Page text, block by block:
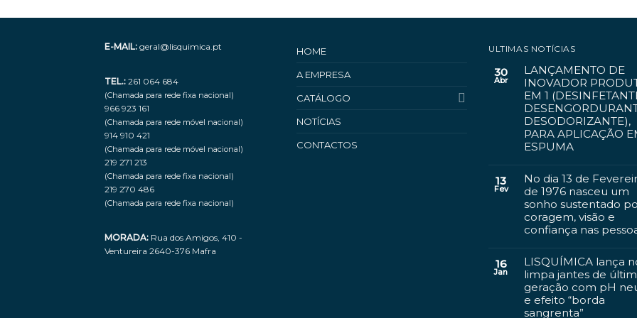
E-MAIL: geral@lisquimica.pt
TEL.: 261 064 684
(Chamada para rede fixa nacional)
966 923 161
(Chamada para rede móvel nacional)
914 910 421
(Chamada para rede móvel nacional)
219 271 213
(Chamada para rede fixa nacional)
219 270 486
(Chamada para rede fixa nacional)
MORADA: Rua dos Amigos, 410 -
Ventureira 2640-376 Mafra
HOME
A EMPRESA
CATÁLOGO
NOTÍCIAS
CONTACTOS
ULTIMAS NOTÍCIAS
30
Abr
LANÇAMENTO DE
INOVADOR
EM 1
DESODORIZANTE),
PARA APLICAÇÃO
ESPUMA
13
Fev
No dia 13 de
de 1976 nasceu um
sonho sustentado
coragem, visão e
confiança nas
16
Jan
LISQUÍMICA lança
limpa jantes de
geração com pH
e efeito “borda
sangrenta”